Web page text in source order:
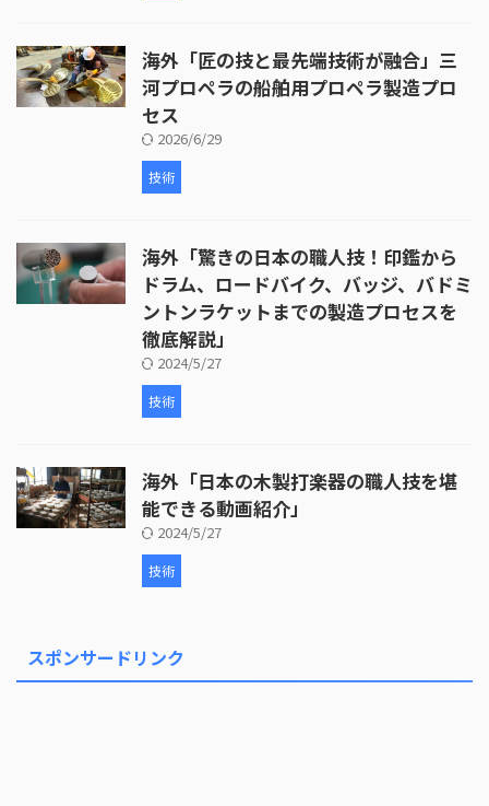
海外「匠の技と最先端技術が融合」三
河プロペラの船舶用プロペラ製造プロ
セス
2026/6/29
技術
海外「驚きの日本の職人技！印鑑から
ドラム、ロードバイク、バッジ、バドミ
ントンラケットまでの製造プロセスを
徹底解説」
2024/5/27
技術
海外「日本の木製打楽器の職人技を堪
能できる動画紹介」
2024/5/27
技術
スポンサードリンク